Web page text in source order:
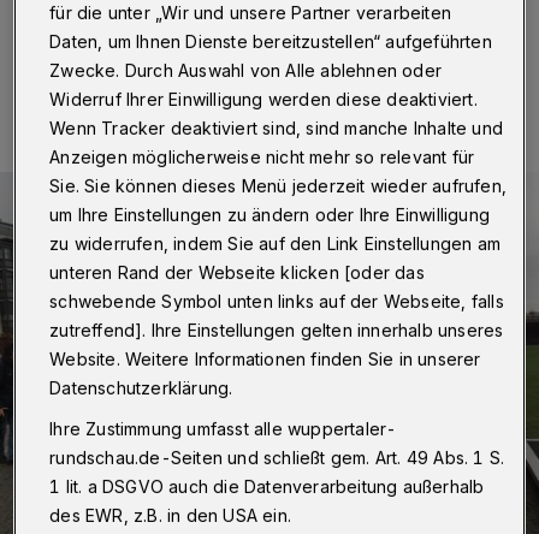
02.07.2020 , 22:08 Uhr Eine Minute Lesezeit
für die unter „Wir und unsere Partner verarbeiten
Daten, um Ihnen Dienste bereitzustellen“ aufgeführten
Zwecke. Durch Auswahl von Alle ablehnen oder
Widerruf Ihrer Einwilligung werden diese deaktiviert.
Wenn Tracker deaktiviert sind, sind manche Inhalte und
Anzeigen möglicherweise nicht mehr so relevant für
Sie. Sie können dieses Menü jederzeit wieder aufrufen,
um Ihre Einstellungen zu ändern oder Ihre Einwilligung
zu widerrufen, indem Sie auf den Link Einstellungen am
unteren Rand der Webseite klicken [oder das
schwebende Symbol unten links auf der Webseite, falls
zutreffend]. Ihre Einstellungen gelten innerhalb unseres
Website. Weitere Informationen finden Sie in unserer
Datenschutzerklärung.
Ihre Zustimmung umfasst alle wuppertaler-
rundschau.de-Seiten und schließt gem. Art. 49 Abs. 1 S.
1 lit. a DSGVO auch die Datenverarbeitung außerhalb
des EWR, z.B. in den USA ein.